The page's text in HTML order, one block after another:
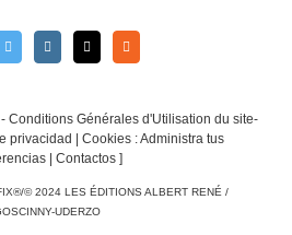
Conditions Générales d'Utilisation du site-
privacidad
Cookies : Administra tus
Contactos ]
© 2024 LES ÉDITIONS ALBERT RENÉ /
UDERZO